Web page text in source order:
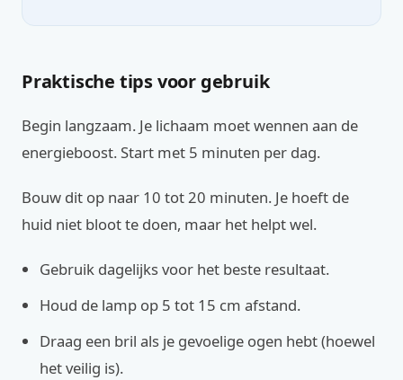
Praktische tips voor gebruik
Begin langzaam. Je lichaam moet wennen aan de
energieboost. Start met 5 minuten per dag.
Bouw dit op naar 10 tot 20 minuten. Je hoeft de
huid niet bloot te doen, maar het helpt wel.
Gebruik dagelijks voor het beste resultaat.
Houd de lamp op 5 tot 15 cm afstand.
Draag een bril als je gevoelige ogen hebt (hoewel
het veilig is).